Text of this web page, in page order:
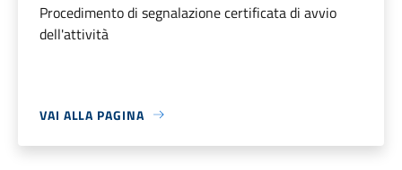
Procedimento di segnalazione certificata di avvio
dell'attività
VAI ALLA PAGINA